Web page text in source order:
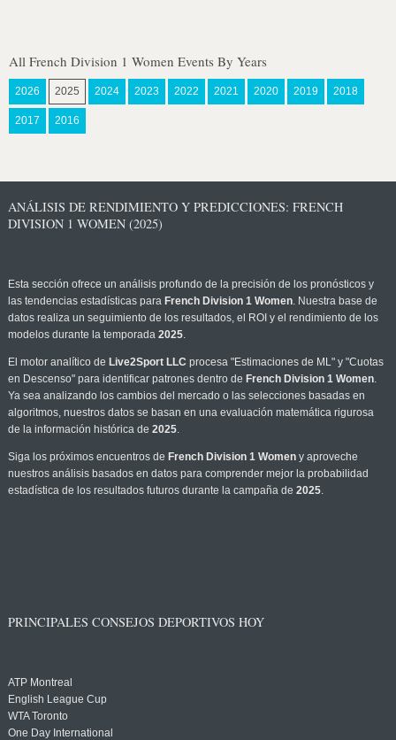
All French Division 1 Women Events By Years
2026 2025 2024 2023 2022 2021 2020 2019 2018
2017 2016
ANÁLISIS DE RENDIMIENTO Y PREDICCIONES: FRENCH
DIVISION 1 WOMEN (2025)
Esta sección ofrece un análisis profundo de la precisión de los pronósticos y
las tendencias estadísticas para French Division 1 Women. Nuestra base de
datos realiza un seguimiento de los resultados, el ROI y el rendimiento de los
modelos durante la temporada 2025.
El motor analítico de Live2Sport LLC procesa "Estimaciones de ML" y "Cuotas
en Descenso" para identificar patrones dentro de French Division 1 Women.
Ya sea analizando los cambios del mercado o las selecciones basadas en
algoritmos, nuestros datos se basan en una evaluación matemática rigurosa
de la información histórica de 2025.
Siga los próximos encuentros de French Division 1 Womeny aproveche
nuestros análisis basados en datos para comprender mejor la probabilidad
estadística de los resultados futuros durante la campaña de 2025.
PRINCIPALES CONSEJOS DEPORTIVOS HOY
ATP Montreal
English League Cup
WTA Toronto
One Day International